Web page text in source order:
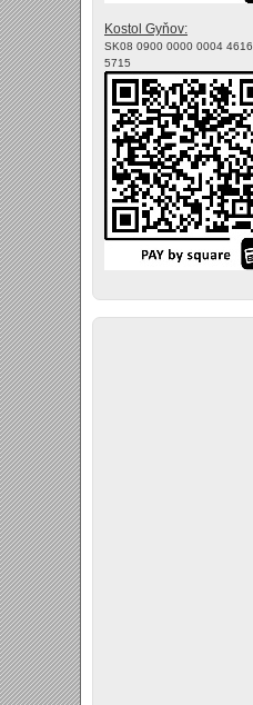
Kostol Gyňov:
SK08 0900 0000 0004 4616
5715